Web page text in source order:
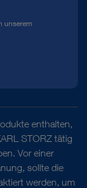
unserem
enthalten,
STORZ tätig
Vor einer
sollte die
werden, um